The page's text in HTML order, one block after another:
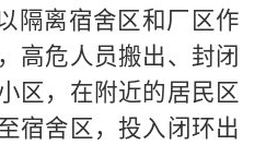
隔离宿舍区和厂区作
高危人员搬出、封闭
区，在附近的居民区
宿舍区，投入闭环出